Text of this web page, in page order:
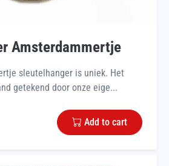
Amsterdammertje
sleutelhanger is uniek. Het
getekend door onze eige...
Add to cart